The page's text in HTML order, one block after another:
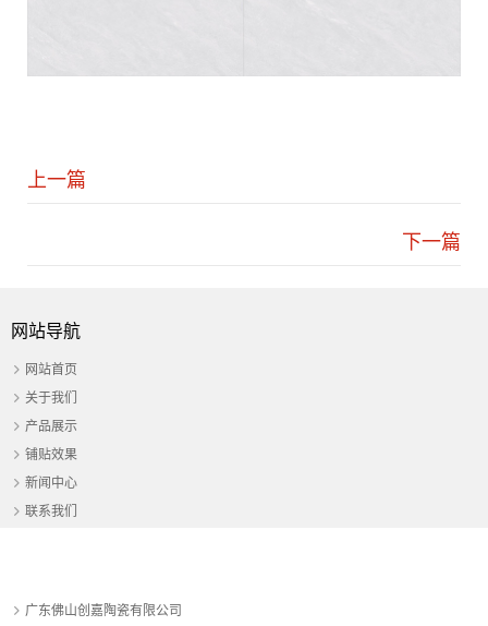
上一篇
下一篇
网站导航
网站首页
关于我们
产品展示
铺贴效果
新闻中心
联系我们
广东佛山创嘉陶瓷有限公司